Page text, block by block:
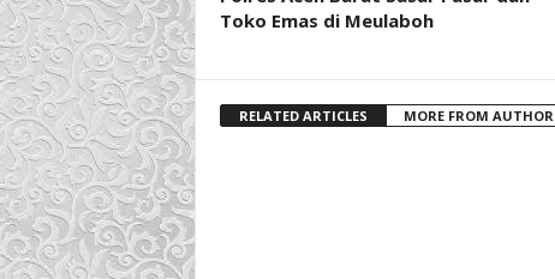
Toko Emas di Meulaboh
RELATED ARTICLES MORE FROM AUTHOR